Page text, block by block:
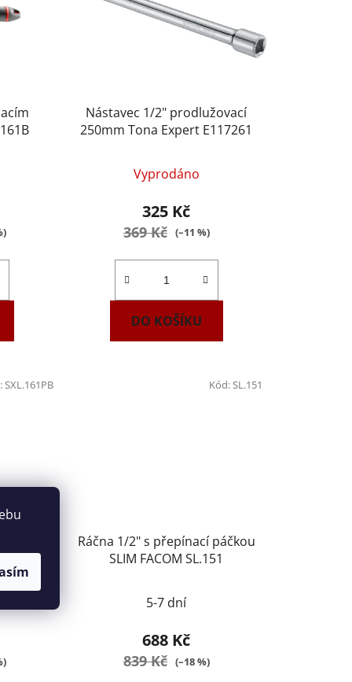
Nástavec 1/2" prodlužovací
250mm Tona Expert E117261
Vyprodáno
325 Kč
369 Kč (–11 %)
DO KOŠÍKU
SXL.161PB
Ráčna 1/2" s přepínací páčkou
SLIM FACOM SL.151
5-7 dní
688 Kč
839 Kč (–18 %)
Kód:SL.151